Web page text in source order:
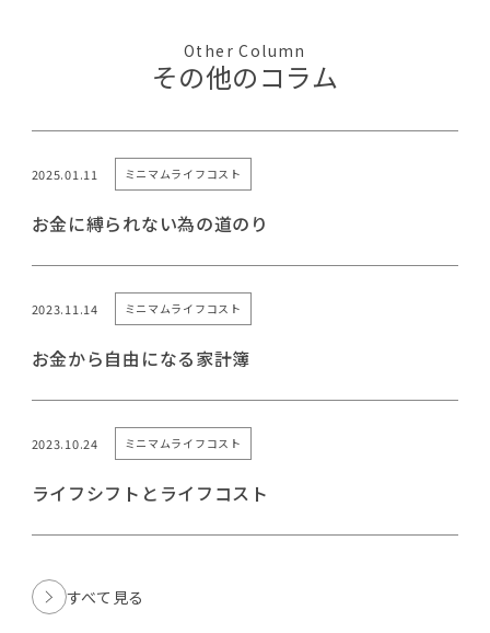
Other Column
その他のコラム
2025.01.11 ミニマムライフコスト
お金に縛られない為の道のり
2023.11.14 ミニマムライフコスト
お金から自由になる家計簿
2023.10.24 ミニマムライフコスト
ライフシフトとライフコスト
すべて見る